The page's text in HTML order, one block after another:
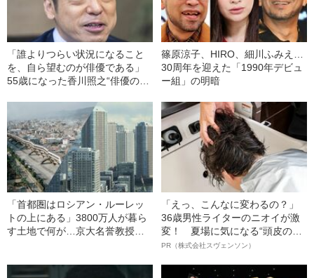
「誰よりつらい状況になること
を、自ら望むのが俳優である」
55歳になった香川照之“俳優の原
篠原涼子、HIRO、細川ふみえ…
30周年を迎えた「1990年デビュ
ー組」の明暗
「首都圏はロシアン・ルーレッ
トの上にある」3800万人が暮ら
す土地で何が…京大名誉教授が
「えっ、こんなに変わるの？」
36歳男性ライターのニオイが激
変！ 夏場に気になる“頭皮のニ
オイ”や“ベタつき”を解消す
ト”が生み出した徹底ケアとは
PR（株式会社スヴェンソン）